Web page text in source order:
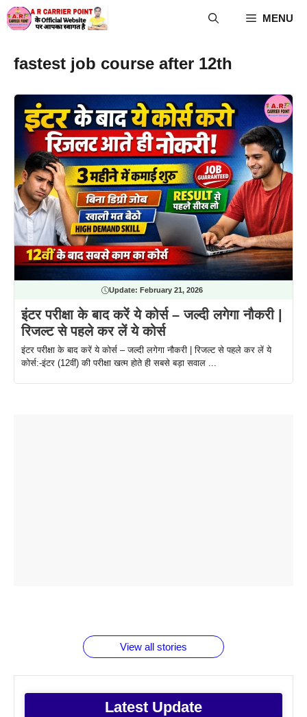
Skip
to
MENU
fastest job course after 12th
Update: February 21, 2026
इंटर परीक्षा के बाद करें ये कोर्स – जल्दी लगेगा नौकरी |
रिजल्ट से पहले कर लें ये कोर्स
इंटर परीक्षा के बाद करें ये कोर्स – जल्दी लगेगा नौकरी | रिजल्ट से पहले कर लें ये
कोर्स:-इंटर (12वीं) की परीक्षा खत्म होते ही सबसे बड़ा सवाल ...
View all stories
Latest Update